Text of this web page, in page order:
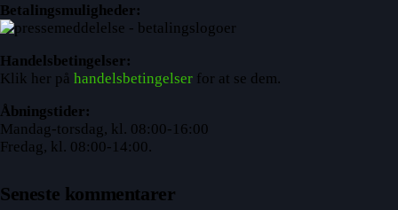
Betalingsmuligheder:
Handelsbetingelser:
Klik her på handelsbetingelser for at se dem.
Åbningstider:
Mandag-torsdag, kl. 08:00-16:00
Fredag, kl. 08:00-14:00.
Seneste kommentarer